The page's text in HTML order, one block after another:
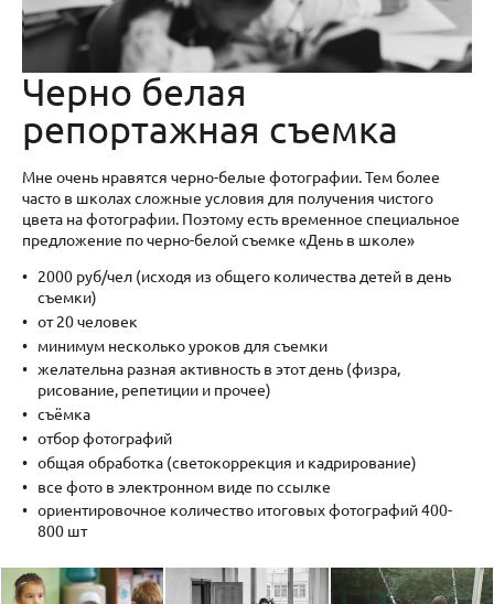
Черно белая
репортажная съемка
Мне очень нравятся черно-белые фотографии. Тем более
часто в школах сложные условия для получения чистого
цвета на фотографии. Поэтому есть временное специальное
предложение по черно-белой съемке «День в школе»
2000 руб/чел (исходя из общего количества детей в день
съемки)
от 20 человек
минимум несколько уроков для съемки
желательна разная активность в этот день (физра,
рисование, репетиции и прочее)
съёмка
отбор фотографий
общая обработка (светокоррекция и кадрирование)
все фото в электронном виде по ссылке
ориентировочное количество итоговых фотографий 400-
800 шт